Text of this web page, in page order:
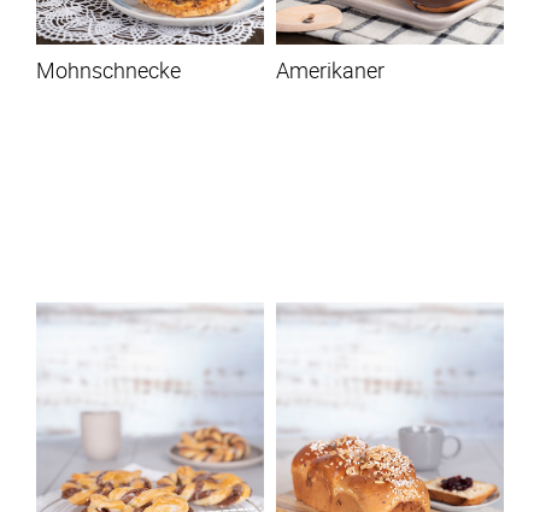
Mohnschnecke Amerikaner